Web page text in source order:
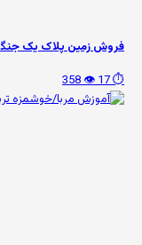
فروش زمین پلاک یک
⏱️ 17
👁️ 358